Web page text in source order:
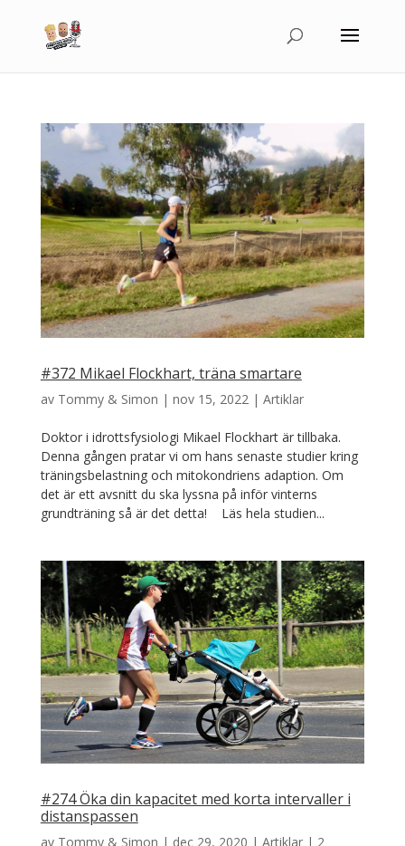
#372 Mikael Flockhart, träna smartare
av Tommy & Simon | nov 15, 2022 | Artiklar
Doktor i idrottsfysiologi Mikael Flockhart är tillbaka.
Denna gången pratar vi om hans senaste studier kring
träningsbelastning och mitokondriens adaption. Om
det är ett avsnitt du ska lyssna på inför vinterns
grundträning så är det detta! Läs hela studien...
#274 Öka din kapacitet med korta intervaller i
distanspassen
av Tommy & Simon | dec 29, 2020 | Artiklar| 2